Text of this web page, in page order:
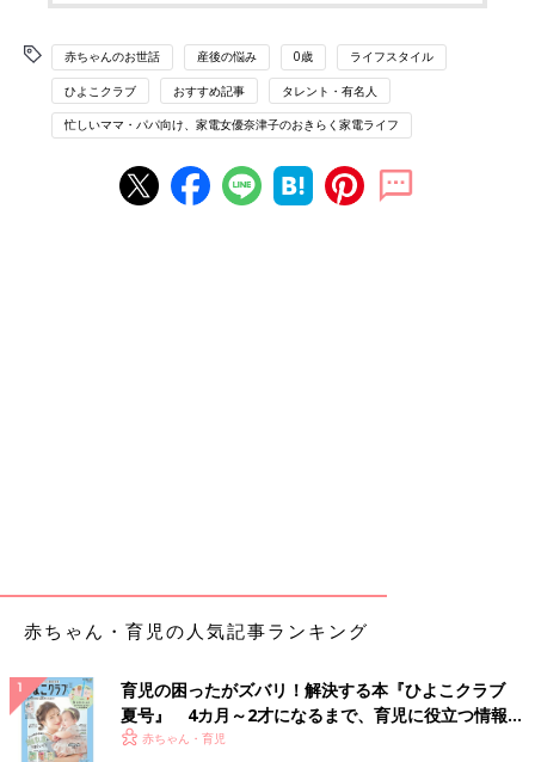
赤ちゃんのお世話 産後の悩み 0歳 ライフスタイル
ひよこクラブ おすすめ記事 タレント・有名人
忙しいママ・パパ向け、家電女優奈津子のおきらく家電ライフ
赤ちゃん・育児の人気記事ランキング
育児の困ったがズバリ！解決する本『ひよこクラブ
夏号』 4カ月～2才になるまで、育児に役立つ情報が
いっぱい！
赤ちゃん・育児